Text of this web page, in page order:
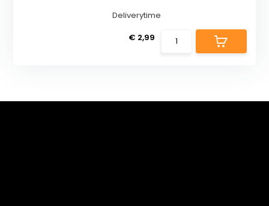
Deliverytime
€ 2,99